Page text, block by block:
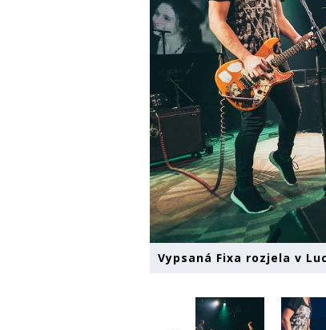
Vypsaná Fixa rozjela v